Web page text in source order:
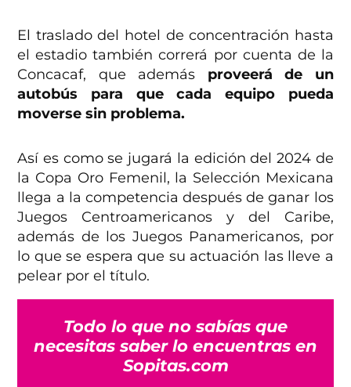
El traslado del hotel de concentración hasta
el estadio también correrá por cuenta de la
Concacaf, que además proveerá de un
autobús para que cada equipo pueda
moverse sin problema.
Así es como se jugará la edición del 2024 de
la Copa Oro Femenil, la Selección Mexicana
llega a la competencia después de ganar los
Juegos Centroamericanos y del Caribe,
además de los Juegos Panamericanos, por
lo que se espera que su actuación las lleve a
pelear por el título.
Todo lo que no sabías que
necesitas saber lo encuentras en
Sopitas.com